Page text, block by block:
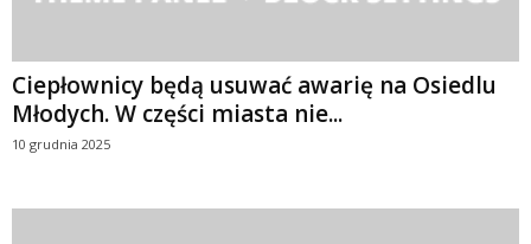
Ciepłownicy będą usuwać awarię na Osiedlu
Młodych. W części miasta nie...
10 grudnia 2025